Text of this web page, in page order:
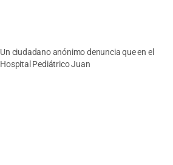
Un ciudadano anónimo denuncia que en el
Hospital Pediátrico Juan